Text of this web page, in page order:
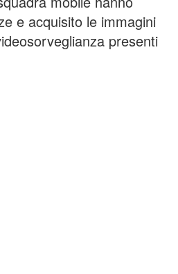
e acquisito le immagini
presenti